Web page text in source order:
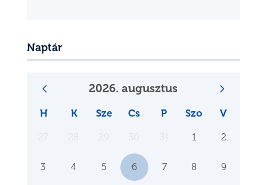
Naptár
2026. augusztus
H K Sze Cs P Szo V
1 2
3 4 5 6 7 8 9